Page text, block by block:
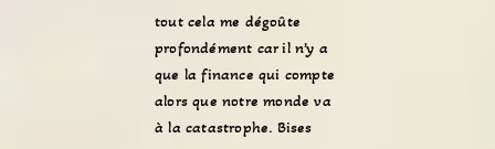
tout cela me dégoûte
profondément car il n’y a
que la finance qui compte
alors que notre monde va
à la catastrophe. Bises